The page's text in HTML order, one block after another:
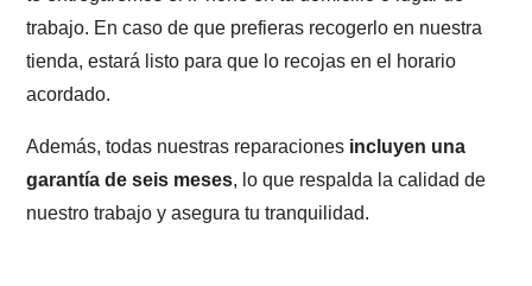
trabajo. En caso de que prefieras recogerlo en nuestra
tienda, estará listo para que lo recojas en el horario
acordado.
Además, todas nuestras reparaciones incluyen una
garantía de seis meses, lo que respalda la calidad de
nuestro trabajo y asegura tu tranquilidad.